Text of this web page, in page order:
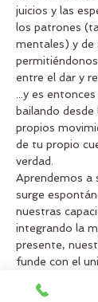
juicios y las
los patrones
mentales) y
entre el dar y
...y es
bailando
propios
de tu propio
verdad.
Aprendemos a
surge
nuestras
integrando la
presente,
funde con el
entregarnos,